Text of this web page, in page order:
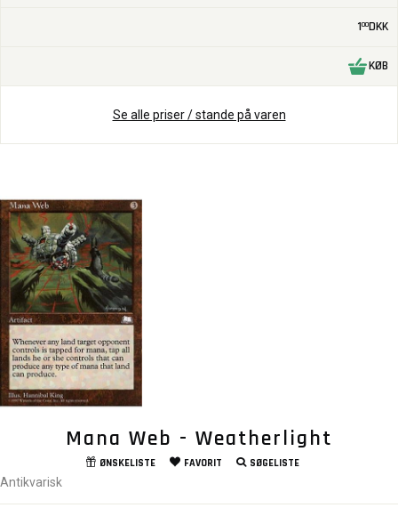
100DKK
KØB
Se alle priser / stande på varen
Mana Web - Weatherlight
ØNSKELISTE FAVORIT SØGELISTE
Antikvarisk